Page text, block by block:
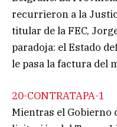
recurrieron a la
titular de la FEC,
paradoja: el Estado
le pasa la factura del
20-CONTRATAPA-1
Mientras el Gobierno